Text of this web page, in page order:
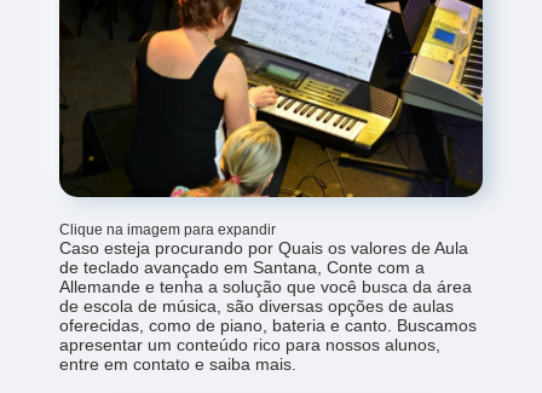
Clique na imagem para expandir
Caso esteja procurando por Quais os valores de Aula
de teclado avançado em Santana, Conte com a
Allemande e tenha a solução que você busca da área
de escola de música, são diversas opções de aulas
oferecidas, como de piano, bateria e canto. Buscamos
apresentar um conteúdo rico para nossos alunos,
entre em contato e saiba mais.